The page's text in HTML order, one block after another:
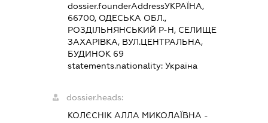
dossier.founderAddressУКРАЇНА,
66700, ОДЕСЬКА ОБЛ.,
РОЗДІЛЬНЯНСЬКИЙ Р-Н, СЕЛИЩЕ
ЗАХАРІВКА, ВУЛ.ЦЕНТРАЛЬНА,
БУДИНОК 69
statements.nationality: Україна
dossier.heads:
КОЛЄСНІК АЛЛА МИКОЛАЇВНА -